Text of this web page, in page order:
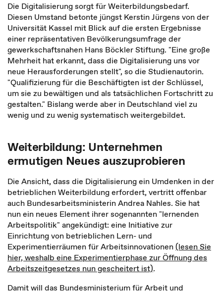
Die Digitalisierung sorgt für Weiterbildungsbedarf.
Diesen Umstand betonte jüngst Kerstin Jürgens von der
Universität Kassel mit Blick auf die ersten Ergebnisse
einer repräsentativen Bevölkerungsumfrage der
gewerkschaftsnahen Hans Böckler Stiftung. "Eine große
Mehrheit hat erkannt, dass die Digitalisierung uns vor
neue Herausforderungen stellt", so die Studienautorin.
"Qualifizierung für die Beschäftigten ist der Schlüssel,
um sie zu bewältigen und als tatsächlichen Fortschritt zu
gestalten." Bislang werde aber in Deutschland viel zu
wenig und zu wenig systematisch weitergebildet.
Weiterbildung: Unternehmen
ermutigen Neues auszuprobieren
Die Ansicht, dass die Digitalisierung ein Umdenken in der
betrieblichen Weiterbildung erfordert, vertritt offenbar
auch Bundesarbeitsministerin Andrea Nahles. Sie hat
nun ein neues Element ihrer sogenannten "lernenden
Arbeitspolitik" angekündigt: eine Initiative zur
Einrichtung von betrieblichen Lern- und
Experimentierräumen für Arbeitsinnovationen(lesen Sie
hier, weshalb eine Experimentierphase zur Öffnung des
Arbeitszeitgesetzes nun gescheitert ist).
Damit will das Bundesministerium für Arbeit und